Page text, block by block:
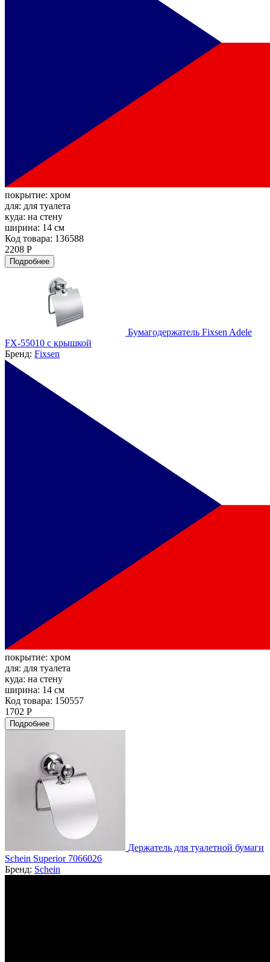
покрытие: хром
для: для туалета
куда: на стену
ширина: 14 см
Код товара: 136588
2208 Р
Подробнее
Бумагодержатель Fixsen Adele
FX-55010 с крышкой
Бренд: Fixsen
покрытие: хром
для: для туалета
куда: на стену
ширина: 14 см
Код товара: 150557
1702 Р
Подробнее
Держатель для туалетной бумаги
Schein Superior 7066026
Бренд: Schein